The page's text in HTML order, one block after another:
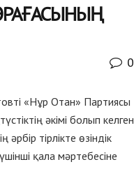
0
«Нұр Отан» Партиясы
әкімі болып келген
тірлікте өзіндік
қала мәртебесіне